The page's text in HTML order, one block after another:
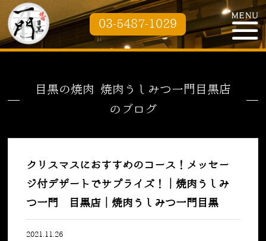
03-5487-1029
目黒の焼肉 焼肉うしみつ一門目黒店
のブログ
クリスマスにおすすめのコース！メッセー
ジ付デザートでサプライズ！｜焼肉うしみ
つ一門 目黒店｜焼肉うしみつ一門目黒
2021.11.26